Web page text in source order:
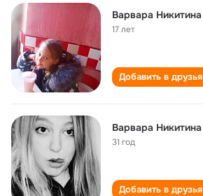
Варвара Никитина
17 лет
Добавить в друзья
Варвара Никитина
31 год
Добавить в друзья